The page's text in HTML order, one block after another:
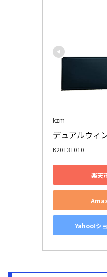
kzm
デュアルウィ
K20T3T010
楽天
Yahoo!シ